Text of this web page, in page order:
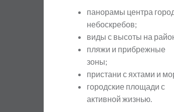
панорамы центра
небоскребов;
виды с высоты на
пляжи и прибрежные
зоны;
пристани с яхтами и
городские площади с
активной жизнью.